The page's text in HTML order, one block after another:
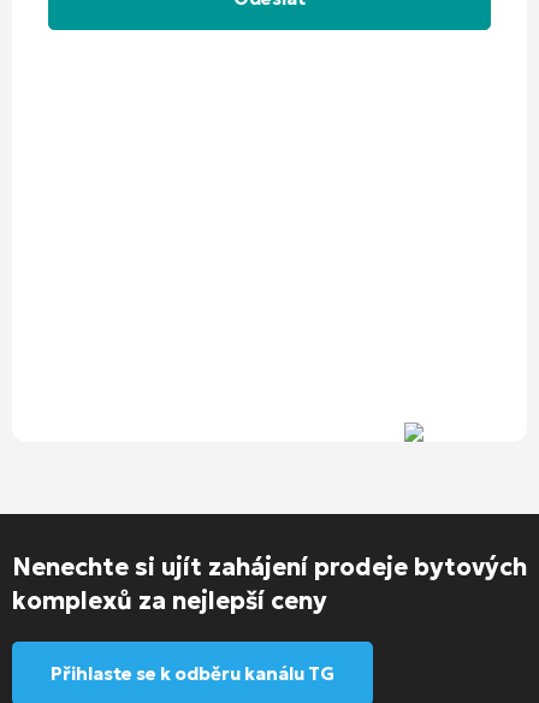
Nenechte si ujít zahájení prodeje bytových
komplexů za nejlepší ceny
Přihlaste se k odběru kanálu TG